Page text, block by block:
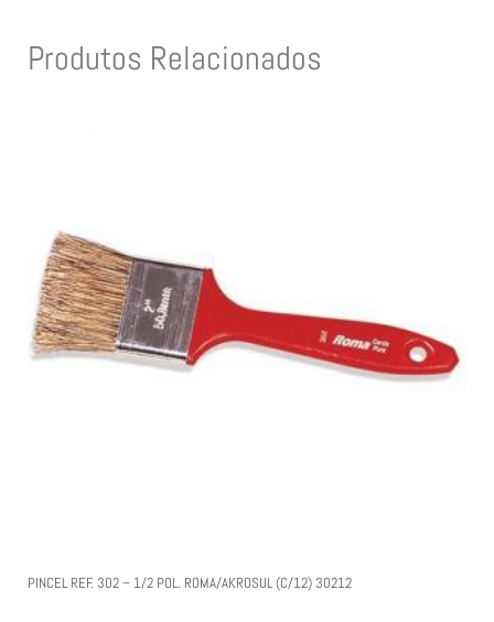
Produtos Relacionados
PINCEL REF. 302 – 1/2 POL. ROMA/AKROSUL (C/12) 30212